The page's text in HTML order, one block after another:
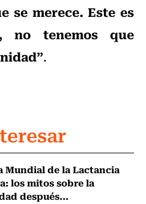
se merece. Este es
no tenemos que
.
Mundial de la Lactancia
los mitos sobre la
después...